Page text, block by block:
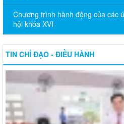
Chương trình hành động của các
hội khóa XVI
TIN CHỈ ĐẠO - ĐIỀU HÀNH